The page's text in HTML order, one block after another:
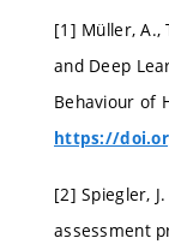
[1] Müller, A.,
and Deep
Behaviour of
https://
[2] Spiegler,
assessment